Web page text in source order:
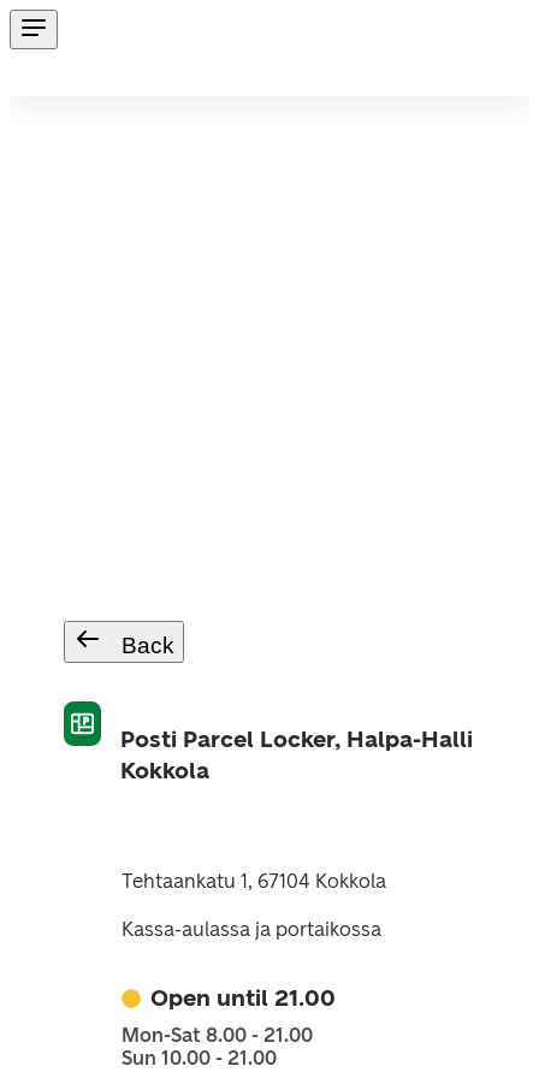
Back
Posti Parcel Locker, Halpa-Halli
Kokkola
Tehtaankatu 1, 67104 Kokkola
Kassa-aulassa ja portaikossa
Open until 21.00
Mon-Sat 8.00 - 21.00
Sun 10.00 - 21.00